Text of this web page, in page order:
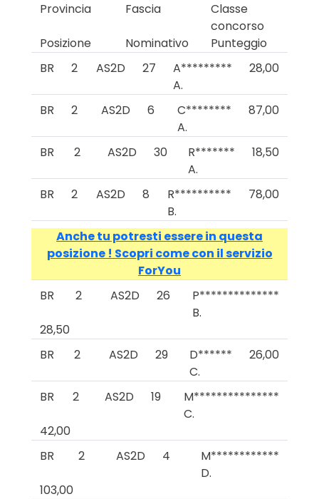
Provincia
Fascia
Classe
concorso
Posizione
Nominativo
Punteggio
BR
2 AS2D 27
A*********
A.
28,00
BR 2 AS2D 6
C********
A.
87,00
BR 2 AS2D 30
R*******
A.
18,50
BR 2 AS2D 8
R**********
B.
78,00
Anche tu potresti essere in questa
posizione ! Scopri come con il servizio
ForYou
BR
2 AS2D 26
P**************
B.
28,50
BR
2 AS2D 29
D******
C.
26,00
BR 2 AS2D 19
M***************
C.
42,00
BR
2 AS2D 4
M************
D.
103,00